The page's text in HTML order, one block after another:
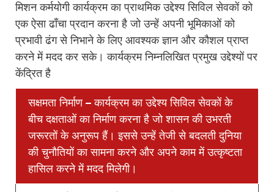
मिशन कर्मयोगी कार्यक्रम का प्राथमिक उद्देश्य सिविल सेवकों को
एक ऐसा ढाँचा प्रदान करना है जो उन्हें अपनी भूमिकाओं को
प्रभावी ढंग से निभाने के लिए आवश्यक ज्ञान और कौशल प्राप्त
करने में मदद कर सके। कार्यक्रम निम्नलिखित प्रमुख उद्देश्यों पर
केंद्रित है
सक्षमता निर्माण – कार्यक्रम का उद्देश्य सिविल सेवकों के
बीच दक्षताओं का निर्माण करना है जो शासन की उभरती
जरूरतों के अनुरूप हैं। इससे उन्हें तेजी से बदलती दुनिया
की चुनौतियों का सामना करने और अपने काम में उत्कृष्टता
हासिल करने में मदद मिलेगी।